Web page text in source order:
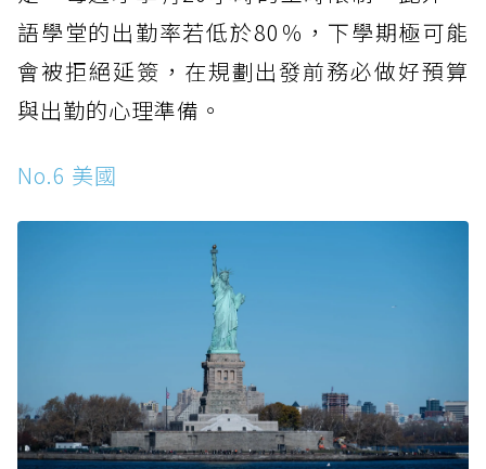
語學堂的出勤率若低於80％，下學期極可能
會被拒絕延簽，在規劃出發前務必做好預算
與出勤的心理準備。
No.6 美國